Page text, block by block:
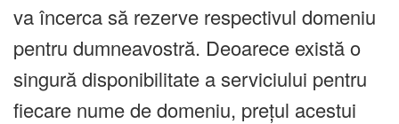
va încerca să rezerve respectivul domeniu
pentru dumneavostră. Deoarece există o
singură disponibilitate a serviciului pentru
fiecare nume de domeniu, prețul acestui